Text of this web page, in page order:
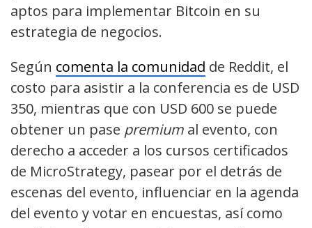
aptos para implementar Bitcoin en su
estrategia de negocios.
Según comenta la comunidad de Reddit, el
costo para asistir a la conferencia es de USD
350, mientras que con USD 600 se puede
obtener un pase premium al evento, con
derecho a acceder a los cursos certificados
de MicroStrategy, pasear por el detrás de
escenas del evento, influenciar en la agenda
del evento y votar en encuestas, así como